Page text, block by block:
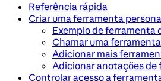
Referência rápida
Criar uma ferramenta
Exemplo de ferramenta
Chamar uma
Adicionar mais
Adicionar anotações de
Controlar acesso a